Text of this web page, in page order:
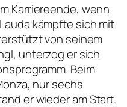
Karriereende, wenn
kämpfte sich mit
von seinem
unterzog er sich
Beim
nur sechs
er wieder am Start.